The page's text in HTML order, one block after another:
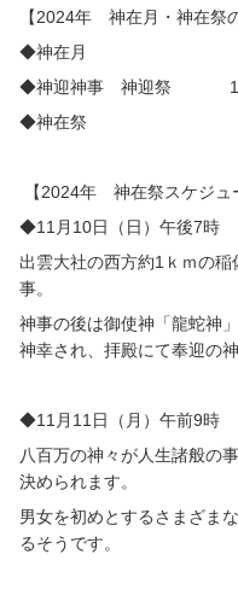
【2024年 神在月・神在祭の
◆神在月
◆神迎神事 神迎祭
◆神在祭
【2024年 神在祭スケジュ
◆11月10日（日）午後7
出雲大社の西方約1 ｋｍの
事。
神事の後は御使神「龍蛇神
神幸され、拝殿にて奉迎の
◆11月11日（月）午前9
八百万の神々が人生諸般の
決められます。
男女を初めとするさまざま
るそうです。